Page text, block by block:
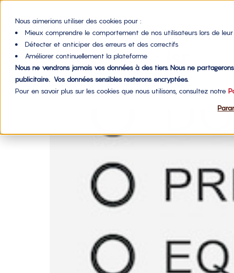
Nous aimerions utiliser des cookies pour :
Mieux comprendre le comportement de nos utilisateurs lors de
Détecter et anticiper des erreurs et des correctifs
Améliorer continuellement la plateforme
Nous ne vendrons jamais vos données à des tiers. Nous ne
publicitaire. Vos données sensibles resterons encryptées.
Pour en savoir plus sur les cookies que nous utilisons, consultez notre
Étiquette : isr
Royalty crowdfunding : vers une convergence avec